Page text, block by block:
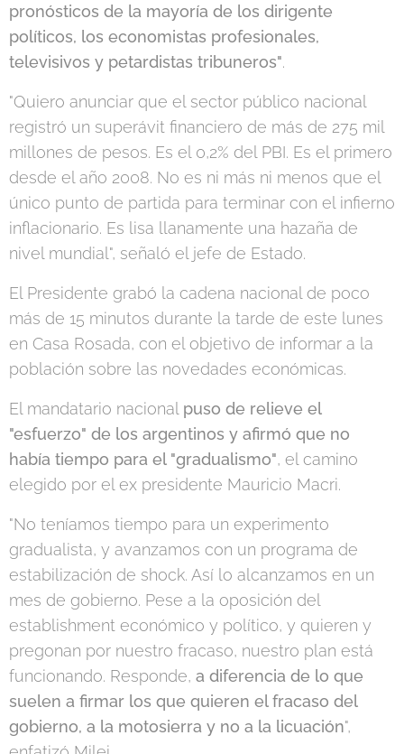
pronósticos de la mayoría de los dirigente
políticos, los economistas profesionales,
televisivos y petardistas tribuneros".
"Quiero anunciar que el sector público nacional
registró un superávit financiero de más de 275 mil
millones de pesos. Es el 0,2% del PBI. Es el primero
desde el año 2008. No es ni más ni menos que el
único punto de partida para terminar con el infierno
inflacionario. Es lisa llanamente una hazaña de
nivel mundial", señaló el jefe de Estado.
El Presidente grabó la cadena nacional de poco
más de 15 minutos durante la tarde de este lunes
en Casa Rosada, con el objetivo de informar a la
población sobre las novedades económicas.
El mandatario nacional puso de relieve el
"esfuerzo" de los argentinos y afirmó que no
había tiempo para el "gradualismo", el camino
elegido por el ex presidente Mauricio Macri.
"No teníamos tiempo para un experimento
gradualista, y avanzamos con un programa de
estabilización de shock. Así lo alcanzamos en un
mes de gobierno. Pese a la oposición del
establishment económico y político, y quieren y
pregonan por nuestro fracaso, nuestro plan está
funcionando. Responde, a diferencia de lo que
suelen a firmar los que quieren el fracaso del
gobierno, a la motosierra y no a la licuación",